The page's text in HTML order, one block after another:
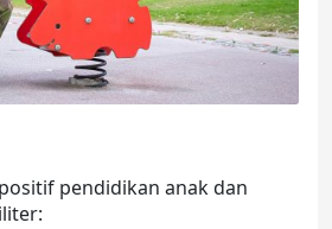
pendidikan anak dan